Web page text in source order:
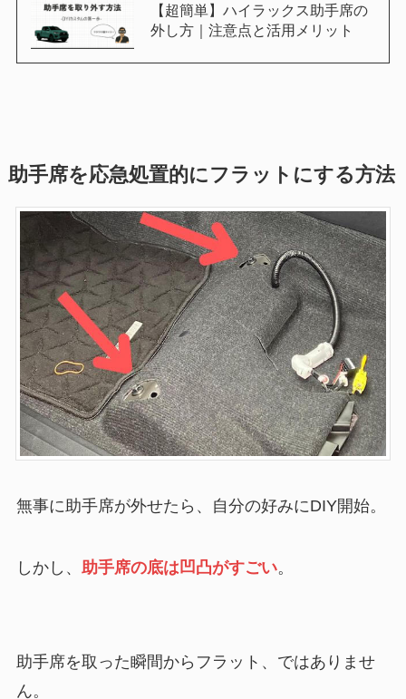
【超簡単】ハイラックス助手席の
外し方｜注意点と活用メリット
助手席を応急処置的にフラットにする方法
無事に助手席が外せたら、自分の好みにDIY開始。
しかし、 助手席の底は凹凸がすごい。
助手席を取った瞬間からフラット、ではありませ
ん。